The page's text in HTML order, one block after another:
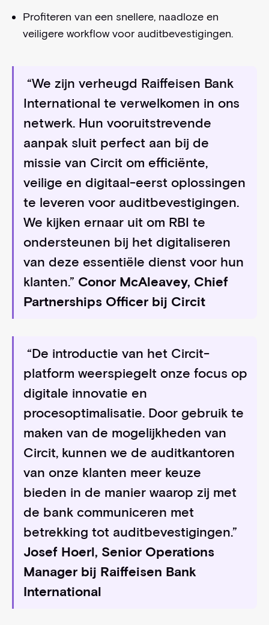
Profiteren van een snellere, naadloze en
veiligere workflow voor auditbevestigingen.
“We zijn verheugd Raiffeisen Bank
International te verwelkomen in ons
netwerk. Hun vooruitstrevende
aanpak sluit perfect aan bij de
missie van Circit om efficiënte,
veilige en digitaal-eerst oplossingen
te leveren voor auditbevestigingen.
We kijken ernaar uit om RBI te
ondersteunen bij het digitaliseren
van deze essentiële dienst voor hun
klanten.” Conor McAleavey, Chief
Partnerships Officer bij Circit
“De introductie van het Circit-
platform weerspiegelt onze focus op
digitale innovatie en
procesoptimalisatie. Door gebruik te
maken van de mogelijkheden van
Circit, kunnen we de auditkantoren
van onze klanten meer keuze
bieden in de manier waarop zij met
de bank communiceren met
betrekking tot auditbevestigingen.”
Josef Hoerl, Senior Operations
Manager bij Raiffeisen Bank
International